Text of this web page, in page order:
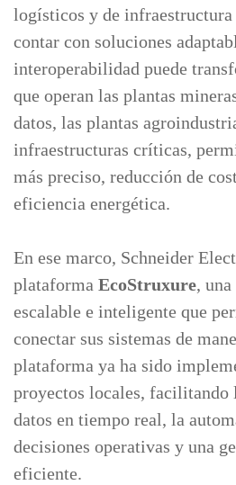
logísticos y de
contar con soluciones
interoperabilidad puede
que operan las plantas
datos, las plantas
infraestructuras críticas,
más preciso, reducción de
eficiencia energética.
En ese marco, Schneider
plataforma EcoStruxure,
escalable e inteligente que
conectar sus sistemas de
plataforma ya ha sido
proyectos locales, facilitando
datos en tiempo real, la
decisiones operativas y una
eficiente.